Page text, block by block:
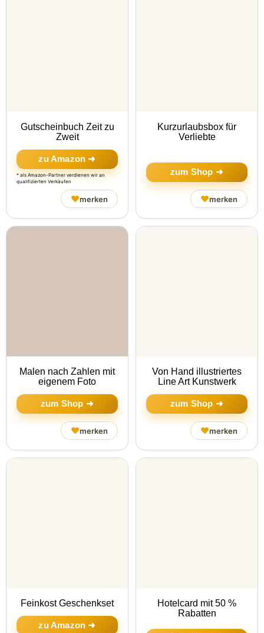
Gutscheinbuch Zeit zu
Zweit
zu Amazon ➜
* als Amazon-Partner verdienen wir an
qualifizierten Verkäufen
♥merken
Kurzurlaubsbox für
Verliebte
zum Shop ➜
♥merken
Malen nach Zahlen mit
eigenem Foto
zum Shop ➜
♥merken
Von Hand illustriertes
Line Art Kunstwerk
zum Shop ➜
♥merken
Feinkost Geschenkset
zu Amazon ➜
Hotelcard mit 50 %
Rabatten